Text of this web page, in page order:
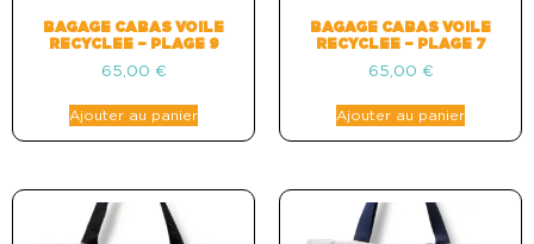
BAGAGE CABAS VOILE
RECYCLEE – PLAGE 9
65,00 €
Ajouter au panier
BAGAGE CABAS VOILE
RECYCLEE – PLAGE 7
65,00 €
Ajouter au panier